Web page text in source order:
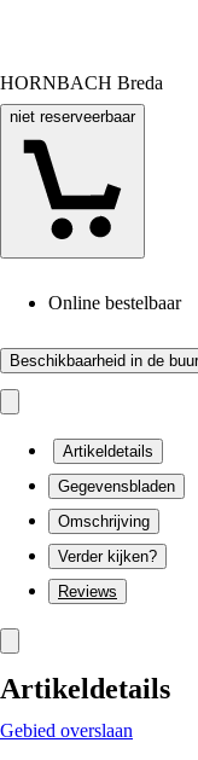
HORNBACH Breda
niet reserveerbaar
Online bestelbaar
Beschikbaarheid in de
Artikeldetails
Gegevensbladen
Omschrijving
Verder kijken?
Reviews
Artikeldetails
Gebied overslaan